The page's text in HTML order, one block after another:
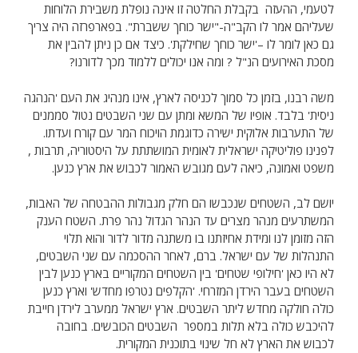
לטעמי, ההעזה בקבלת החלטה זו אינה נופלת משבירת הלוחות
שעליהם אמר לו הקב"ה-"ישר כוחך ששברת". בפארפרזה היה צריך
גם כאן לומר לו –'ישר כוחך שחילקת'. כיצד אם כן ניתן להבין את
מסכת האירועים הנ"ל ? ומה אנו יכולים ללמוד מכך לדורנו?
משה רבנו, בזמן כל סמוך לכניסה לארץ, אינו מנהיג את העם 'הנהגה
ניסית' בלבד. אופיו של המשא ומתן עם שני השבטים נטול סממנים
של התערבות אלוקית ישירה כדוגמת הויכוח המר עם קורח ועדתו.
לפנינו פוליטיקה ישראלית לאומית המושתתת על היסטוריה, תרבות ,
משפט ואמונה, כיאה לעם מגובש האמור לכבוש את ארץ כנען.
יושם לב, השטחים שנכבשו הם חלק מגבולות ההבטחה של האבות,
המשתרעים מנהר מצרים עד הנהר הגדול נהר פרת. השטח הענק
הזה מזומן לנו ומידת אחיזתנו בו משתנה מדור לדור והוא תלוי
התנהלות של עם ישראל. ברם, לאחר ההסכמה עם שני השבטים,
לא היו כאן 'חילופי שטחים' בין השטחים המקוריים בארץ כנען לבין
השטחים בעבר הירדן המזרחי. 'הקלפים נטרפו מחדש' וארץ כנען
כולה חולקה מחדש ליתר השבטים. ארץ ישראל ממערב לירדן חייבת
להיכבש כולה בלא תלות במספר השבטים הכובשים. בחובה
לכבוש את הארץ לא חל שינוי בתוכנית המקורית.